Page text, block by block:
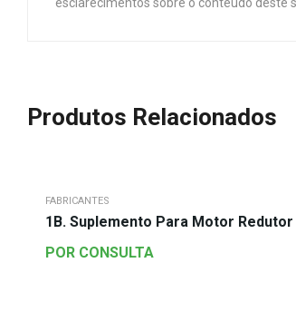
Produtos Relacionados
FABRICANTES
1B. Suplemento Para Motor Redutor
POR CONSULTA